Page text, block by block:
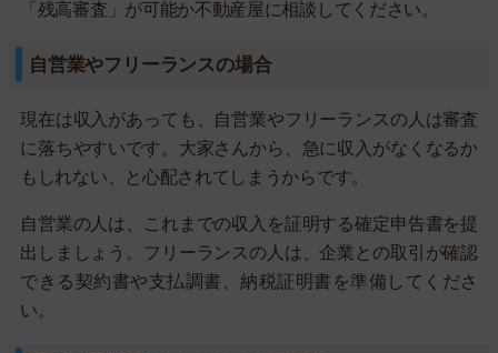
「残高審査」が可能か不動産屋に相談してください。
自営業やフリーランスの場合
現在は収入があっても、自営業やフリーランスの人は審査
に落ちやすいです。大家さんから、急に収入がなくなるか
もしれない、と心配されてしまうからです。
自営業の人は、これまでの収入を証明する確定申告書を提
出しましょう。フリーランスの人は、企業との取引が確認
できる契約書や支払調書、納税証明書を準備してくださ
い。